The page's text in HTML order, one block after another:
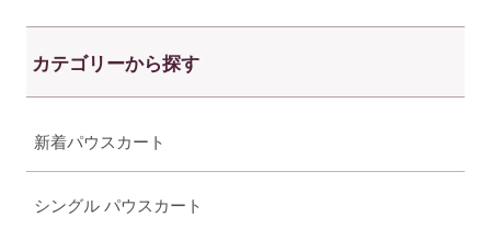
カテゴリーから探す
新着パウスカート
シングル パウスカート